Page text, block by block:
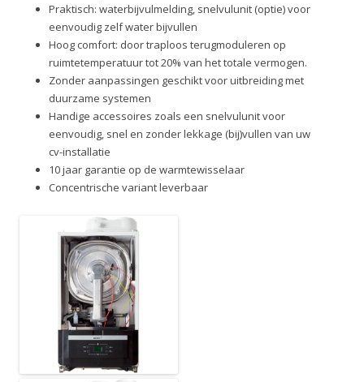
Praktisch: waterbijvulmelding, snelvulunit (optie) voor
eenvoudig zelf water bijvullen
Hoog comfort: door traploos terugmoduleren op
ruimtetemperatuur tot 20% van het totale vermogen.
Zonder aanpassingen geschikt voor uitbreiding met
duurzame systemen
Handige accessoires zoals een snelvulunit voor
eenvoudig, snel en zonder lekkage (bij)vullen van uw
cv-installatie
10 jaar garantie op de warmtewisselaar
Concentrische variant leverbaar